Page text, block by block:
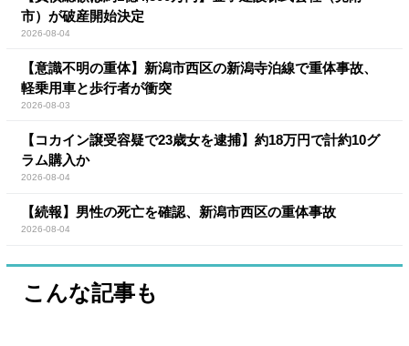
市）が破産開始決定
2026-08-04
【意識不明の重体】新潟市西区の新潟寺泊線で重体事故、
軽乗用車と歩行者が衝突
2026-08-03
【コカイン譲受容疑で23歳女を逮捕】約18万円で計約10グ
ラム購入か
2026-08-04
【続報】男性の死亡を確認、新潟市西区の重体事故
2026-08-04
こんな記事も